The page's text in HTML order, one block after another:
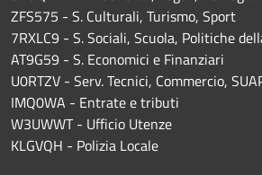
ZFS575 - S. Culturali, Turismo, Sport
7RXLC9 - S. Sociali, Scuola, Politiche
AT9G59 - S. Economici e Finanziari
U0RTZV - Serv. Tecnici, Commercio,
IMQ0WA - Entrate e tributi
W3UWWT - Ufficio Utenze
KLGVQH - Polizia Locale